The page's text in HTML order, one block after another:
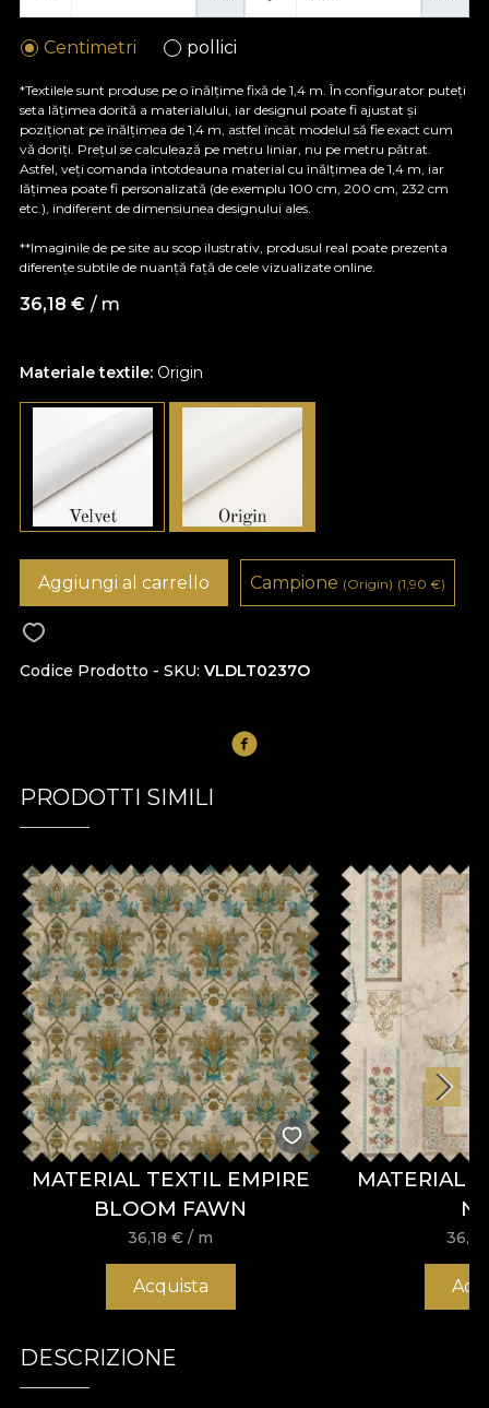
Materiale textile: Origin
Centimetri pollici
*Textilele sunt produse pe o înălțime fixă de 1,4 m. În configurator puteți
seta lățimea dorită a materialului, iar designul poate fi ajustat și
poziționat pe înălțimea de 1,4 m, astfel încât modelul să fie exact cum
vă doriți. Prețul se calculează pe metru liniar, nu pe metru pătrat.
Astfel, veți comanda întotdeauna material cu înălțimea de 1,4 m, iar
lățimea poate fi personalizată (de exemplu 100 cm, 200 cm, 232 cm
etc.), indiferent de dimensiunea designului ales.
**Imaginile de pe site au scop ilustrativ, produsul real poate prezenta
diferențe subtile de nuanță față de cele vizualizate online.
36,18 € / m
Codice Prodotto - SKU VLDLT0237O
Aggiungi al carrello Campione (Origin) (1,90 €)
PRODOTTI SIMILI
MATERIAL TEXTIL EMPIRE
BLOOM FAWN
36,18€ / m
Acquista
MATERIAL
DESCRIZIONE